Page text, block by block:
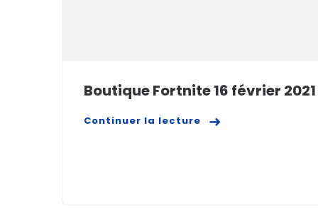
Boutique Fortnite 16 février 2021
Continuer la lecture